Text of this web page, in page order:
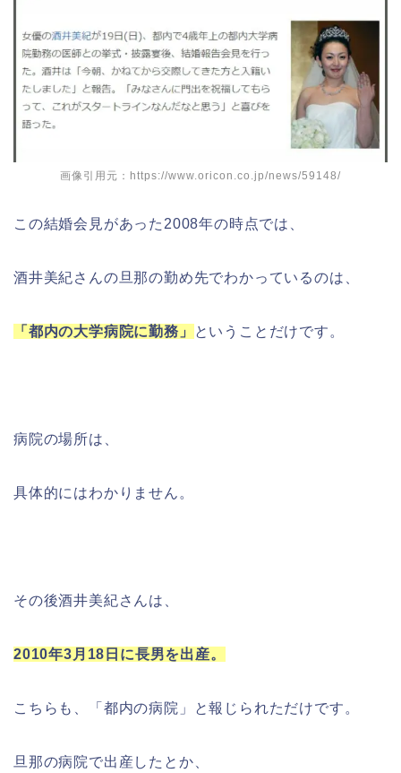
画像引用元：https://www.oricon.co.jp/news/59148/
この結婚会見があった2008年の時点では、
酒井美紀さんの旦那の勤め先でわかっているのは、
「都内の大学病院に勤務」 ということだけです。
病院の場所は、
具体的にはわかりません。
その後酒井美紀さんは、
2010年3月18日に長男を出産。
こちらも、「都内の病院」と報じられただけです。
旦那の病院で出産したとか、